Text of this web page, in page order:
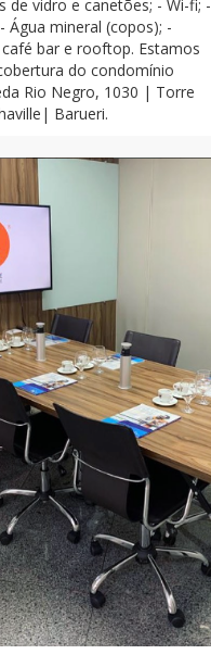
de vidro e canetões; - Wi-fi; -
Água mineral (copos); -
bar e rooftop. Estamos
do condomínio
Rio Negro, 1030 | Torre
Barueri.